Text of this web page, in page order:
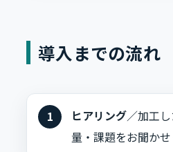
導入までの流れ
ヒアリング／加工
量・課題をお聞か